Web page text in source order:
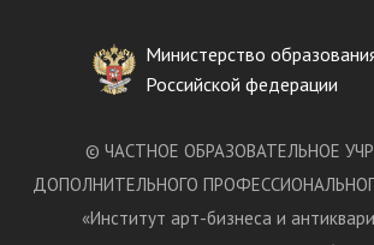
Министерство
Российской федерации
© ЧАСТНОЕ ОБРАЗОВАТЕЛЬНОЕ
ДОПОЛНИТЕЛЬНОГО
«Институт арт-бизнеса и